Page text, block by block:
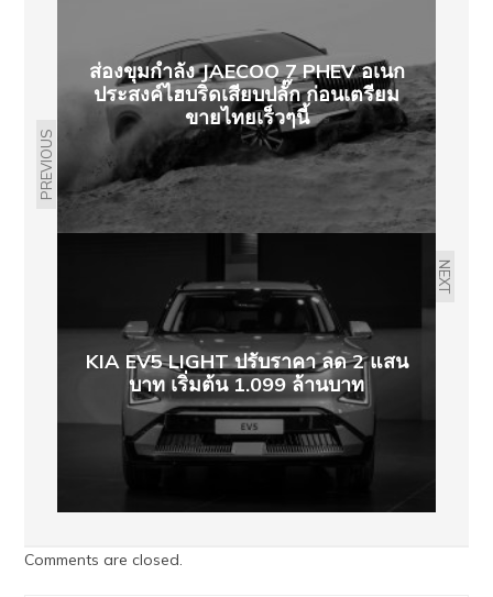
PREVIOUS
ส่องขุมกำลัง JAECOO 7 PHEV อเนก
ประสงค์ไฮบริดเสียบปลั๊ก ก่อนเตรียม
ขายไทยเร็วๆนี้
NEXT
KIA EV5 LIGHT ปรับราคา ลด 2 แสน
บาท เริ่มต้น 1.099 ล้านบาท
Comments are closed.